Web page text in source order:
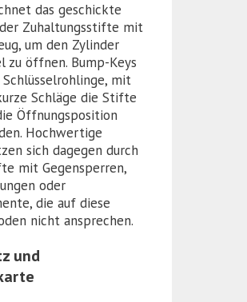
das geschickte
Zuhaltungsstifte mit
um den Zylinder
zu öffnen. Bump-Keys
mit
Schläge die Stifte
Öffnungsposition
Hochwertige
sich dagegen durch
mit Gegensperren,
oder
die auf diese
nicht ansprechen.
und